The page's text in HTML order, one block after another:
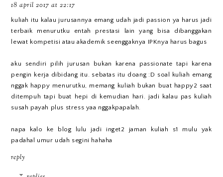
18 april 2017 at 22:17
kuliah itu kalau jurusannya emang udah jadi passion ya harus jadi
terbaik menurutku entah prestasi lain yang bisa dibanggakan
lewat kompetisi atau akademik seenggaknya IPKnya harus bagus
aku sendiri pilih jurusan bukan karena passionate tapi karena
pengin kerja dibidang itu. sebatas itu doang :D soal kuliah emang
nggak happy menurutku, memang kuliah bukan buat happy2 saat
ditempuh tapi buat hepi di kemudian hari. jadi kalau pas kuliah
susah payah plus stress yaa nggakpapalah.
napa kalo ke blog lulu jadi inget2 jaman kuliah s1 mulu yak
padahal umur udah segini hahaha
reply